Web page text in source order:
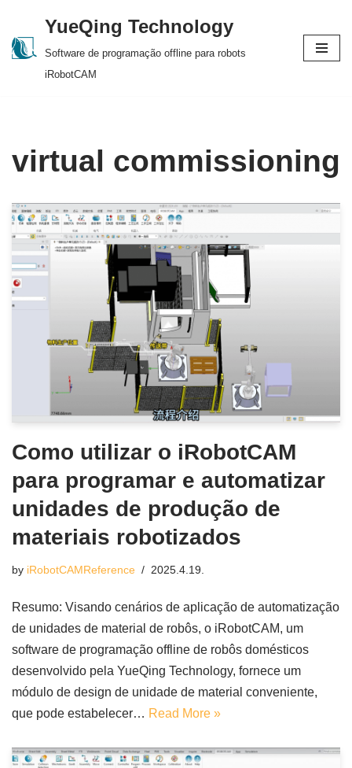
Skip
YueQing Technology
Software de programação offline para robots
iRobotCAM
virtual commissioning
Como utilizar o iRobotCAM
para programar e automatizar
unidades de produção de
materiais robotizados
by iRobotCAMReference 2025.4.19.
Resumo: Visando cenários de aplicação de automatização
de unidades de material de robôs, o iRobotCAM, um
software de programação offline de robôs domésticos
desenvolvido pela YueQing Technology, fornece um
módulo de design de unidade de material conveniente,
que pode estabelecer… Read More »